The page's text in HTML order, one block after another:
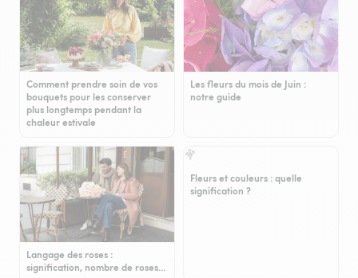
Comment prendre soin de vos
bouquets pour les conserver
plus longtemps pendant la
chaleur estivale
Les fleurs du mois de Juin :
notre guide
Langage des roses :
signification, nombre de roses…
Fleurs et couleurs : quelle
signification ?